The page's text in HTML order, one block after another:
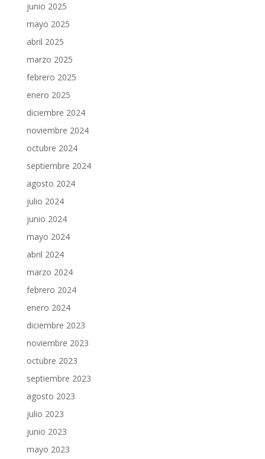
junio 2025
mayo 2025
abril 2025
marzo 2025
febrero 2025
enero 2025
diciembre 2024
noviembre 2024
octubre 2024
septiembre 2024
agosto 2024
julio 2024
junio 2024
mayo 2024
abril 2024
marzo 2024
febrero 2024
enero 2024
diciembre 2023
noviembre 2023
octubre 2023
septiembre 2023
agosto 2023
julio 2023
junio 2023
mayo 2023